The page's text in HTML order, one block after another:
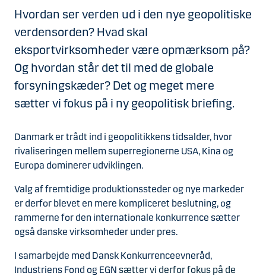
Hvordan ser verden ud i den nye geopolitiske
verdensorden? Hvad skal
eksportvirksomheder være opmærksom på?
Og hvordan står det til med de globale
forsyningskæder? Det og meget mere
sætter vi fokus på i ny geopolitisk briefing.
Danmark er trådt ind i geopolitikkens tidsalder, hvor
rivaliseringen mellem superregionerne USA, Kina og
Europa dominerer udviklingen.
Valg af fremtidige produktionssteder og nye markeder
er derfor blevet en mere kompliceret beslutning, og
rammerne for den internationale konkurrence sætter
også danske virksomheder under pres.
I samarbejde med Dansk Konkurrenceevneråd,
Industriens Fond og EGN sætter vi derfor fokus på de